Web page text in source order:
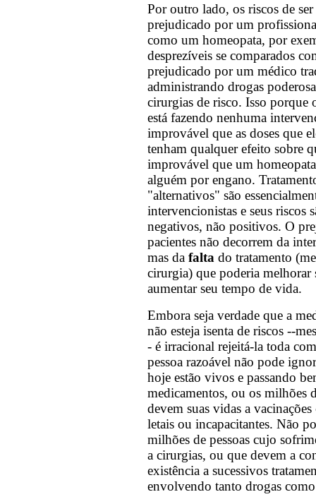
Por outro lado, os riscos de
prejudicado por um
como um homeopata, por
desprezíveis se comparados
prejudicado por um médico
administrando drogas
cirurgias de risco. Isso porque
está fazendo nenhuma
improvável que as doses que
tenham qualquer efeito sobre
improvável que um
alguém por engano.
"alternativos" são
intervencionistas e seus riscos
negativos, não positivos. O
pacientes não decorrem da
mas da falta do tratamento
cirurgia) que poderia melhorar
aumentar seu tempo de vida.
Embora seja verdade que a
não esteja isenta de riscos --
- é irracional rejeitá-la toda
pessoa razoável não pode
hoje estão vivos e passando
medicamentos, ou os milhões
devem suas vidas a
letais ou incapacitantes. Não
milhões de pessoas cujo
a cirurgias, ou que devem a
existência a sucessivos
envolvendo tanto drogas